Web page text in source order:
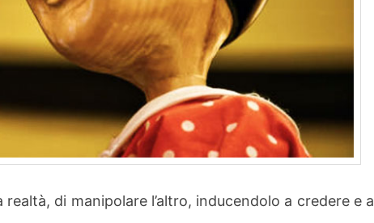
di manipolare l’altro, inducendolo a credere e a